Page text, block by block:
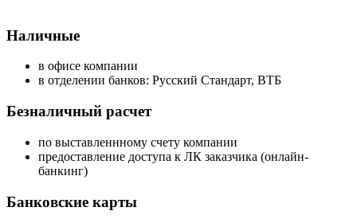
Наличные
в офисе компании
в отделении банков: Русский Стандарт, ВТБ
Безналичный расчет
по выставленнному счету компании
предоставление доступа к ЛК заказчика (онлайн-
банкинг)
Банковские карты